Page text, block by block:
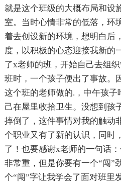
就是这个班级的大概布局和设
室。当时心情非常的低落，环
着去创设新的环境，想明白后
度，以积极的心态迎接我新的
了x老师的班，开始自己去组
班时，一个孩子便出了事故。
这个班的老师做的.，中午孩
己在屋里收拾卫生。没想到孩
摔倒了，这件事情对我的触动
个职业又有了新的认识，同时
了！也要感谢x老师的一句话
非常重，但是你要有一个“闯”
个“闯”字让我学会了面对班里